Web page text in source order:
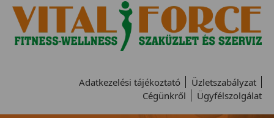
Adatkezelési tájékoztató
Üzletszabályzat
Cégünkről
Ügyfélszolgálat